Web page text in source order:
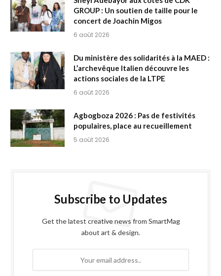
GROUP : Un soutien de taille pour le
concert de Joachin Migos
6 août 2026
Du ministère des solidarités à la MAED :
L’archevêque Italien découvre les
actions sociales de la LTPE
6 août 2026
Agbogboza 2026 : Pas de festivités
populaires, place au recueillement
5 août 2026
Subscribe to Updates
Get the latest creative news from SmartMag
about art & design.